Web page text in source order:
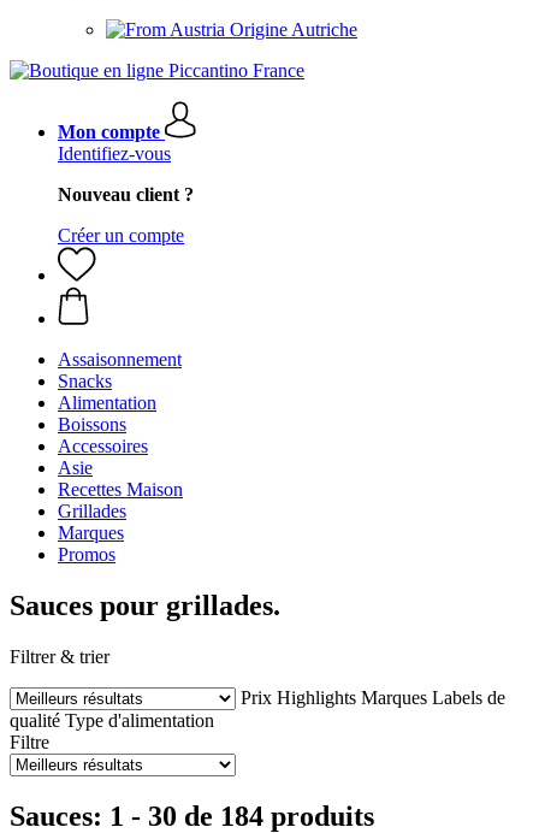
Origine Autriche
Mon compte
Identifiez-vous
Nouveau client ?
Créer un compte
Assaisonnement
Snacks
Alimentation
Boissons
Accessoires
Asie
Recettes Maison
Grillades
Marques
Promos
Sauces pour grillades.
Filtrer & trier
Prix Highlights Marques Labels de
qualité Type d'alimentation
Filtre
Sauces: 1 - 30 de 184 produits